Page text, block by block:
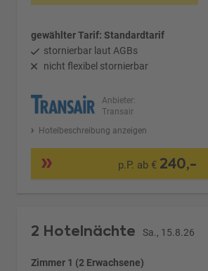
gewählter Tarif: Standardtarif
stornierbar laut AGBs
nicht flexibel stornierbar
Anbieter:
Transair
Hotelbeschreibung anzeigen
p.P. ab € 240,-
2 Hotelnächte Sa., 15.8.26
Zimmer 1 (2 Erwachsene)